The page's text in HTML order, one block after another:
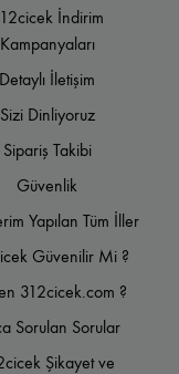
İndirim
Kampanyaları
Detaylı İletişim
Sizi Dinliyoruz
Sipariş Takibi
Güvenlik
Yapılan Tüm İller
Güvenilir Mi ?
312cicek.com ?
Sorulan Sorular
Şikayet ve